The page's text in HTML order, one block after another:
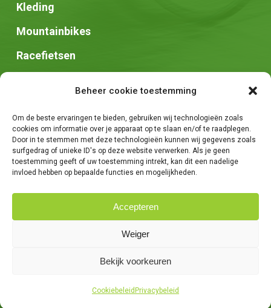
Beheer cookie toestemming
Om de beste ervaringen te bieden, gebruiken wij technologieën zoals
cookies om informatie over je apparaat op te slaan en/of te raadplegen.
Door in te stemmen met deze technologieën kunnen wij gegevens zoals
surfgedrag of unieke ID's op deze website verwerken. Als je geen
toestemming geeft of uw toestemming intrekt, kan dit een nadelige
invloed hebben op bepaalde functies en mogelijkheden.
Accepteren
Weiger
Bekijk voorkeuren
Cookiebeleid Privacybeleid
Kleding
Mountainbikes
Racefietsen
Zadels
Algemene voorwaarden
We Are Knights